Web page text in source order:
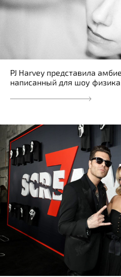
PJ Harvey представила
написанный для шоу